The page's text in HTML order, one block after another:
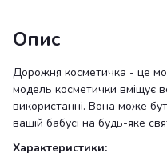
Опис
Дорожня косметичка - це
модель косметички вміщує
використанні. Вона може
вашій бабусі на будь-яке
Характеристики: